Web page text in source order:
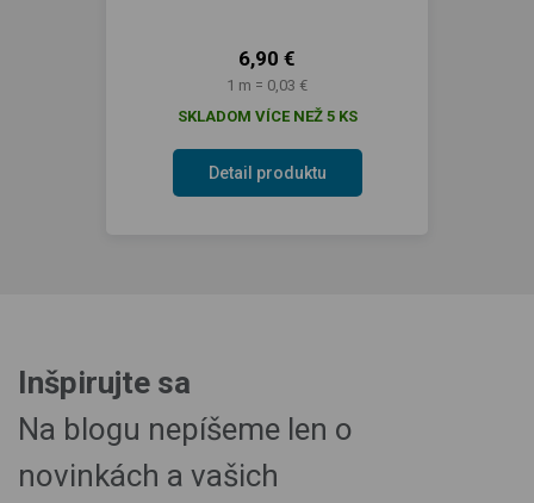
6,90 €
1 m = 0,03 €
SKLADOM VÍCE NEŽ 5 KS
Detail produktu
Inšpirujte sa
Na blogu nepíšeme len o
novinkách a vašich